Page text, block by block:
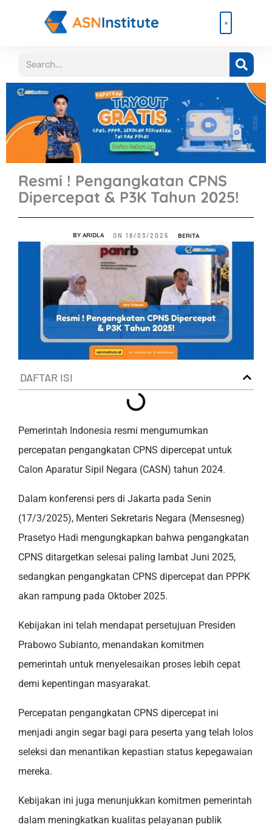
Search
Resmi ! Pengangkatan CPNS
Dipercepat & P3K Tahun 2025!
BY ARIDLA ON 18/03/2025 BERITA
DAFTAR ISI
Pemerintah Indonesia resmi mengumumkan
percepatan pengangkatan CPNS dipercepat untuk
Calon Aparatur Sipil Negara (CASN) tahun 2024.
Dalam konferensi pers di Jakarta pada Senin
(17/3/2025), Menteri Sekretaris Negara (Mensesneg)
Prasetyo Hadi mengungkapkan bahwa pengangkatan
CPNS ditargetkan selesai paling lambat Juni 2025,
sedangkan pengangkatan CPNS dipercepat dan PPPK
akan rampung pada Oktober 2025.
Kebijakan ini telah mendapat persetujuan Presiden
Prabowo Subianto, menandakan komitmen
pemerintah untuk menyelesaikan proses lebih cepat
demi kepentingan masyarakat.
Percepatan pengangkatan CPNS dipercepat ini
menjadi angin segar bagi para peserta yang telah lolos
seleksi dan menantikan kepastian status kepegawaian
mereka.
Kebijakan ini juga menunjukkan komitmen pemerintah
dalam meningkatkan kualitas pelayanan publik